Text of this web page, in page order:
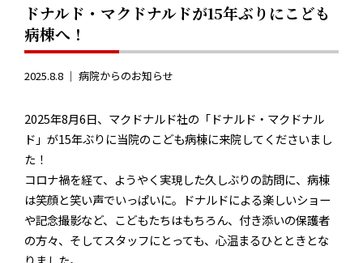
ドナルド・マクドナルドが15年ぶりにこども
病棟へ！
2025.8.8 ｜病院からのお知らせ
2025年8月6日、マクドナルド社の「ドナルド・マクドナル
ド」が15年ぶりに当院のこども病棟に来院してくださいまし
た！
コロナ禍を経て、ようやく実現した久しぶりの訪問に、病棟
は笑顔と笑い声でいっぱいに。ドナルドによる楽しいショー
や記念撮影など、こどもたちはもちろん、付き添いの保護者
の方々、そしてスタッフにとっても、心温まるひとときとな